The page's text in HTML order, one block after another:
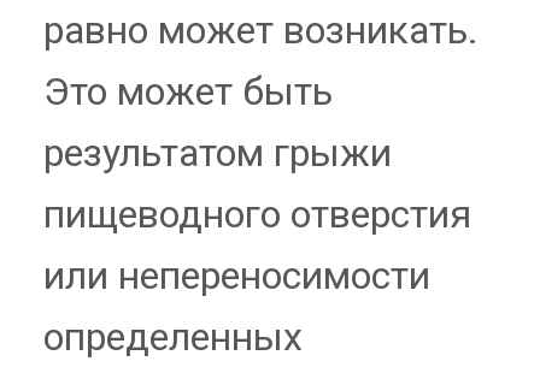
равно может возникать.
Это может быть
результатом грыжи
пищеводного отверстия
или непереносимости
определенных